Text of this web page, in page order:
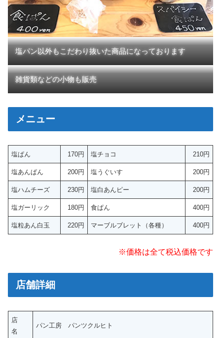
塩パン以外もこだわり抜いた商品になっております
雑貨類などの小物も販売
メニュー
塩ぱん 170円 塩チョコ 210円
塩あんぱん 200円 塩うぐいす 200円
塩ハムチーズ 230円 塩白あんピー 200円
塩ガーリック 180円 食ぱん 400円
塩粒あん白玉 220円 マーブルブレット（各種） 400円
※価格は全て税込価格です
店舗詳細
店
名
パン工房 パンツクルヒト